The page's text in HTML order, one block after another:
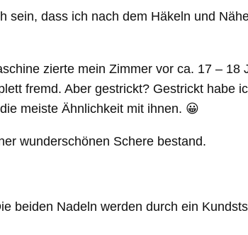
sein, dass ich nach dem Häkeln und
zierte mein Zimmer vor ca. 17 – 18
fremd. Aber gestrickt? Gestrickt habe
meiste Ähnlichkeit mit ihnen. 😀
wunderschönen Schere bestand.
beiden Nadeln werden durch ein